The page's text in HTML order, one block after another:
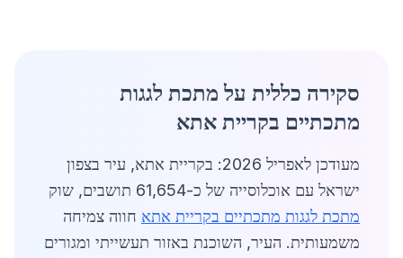
סקירה כללית על מתכת לגגות
מתכתיים בקריית אתא
מעודכן לאפריל 2026: בקריית אתא, עיר בצפון
ישראל עם אוכלוסייה של כ-61,654 תושבים, שוק
מתכת לגגות מתכתיים בקריית אתא חווה צמיחה
משמעותית. העיר, השוכנת באזור תעשייתי ומגורים